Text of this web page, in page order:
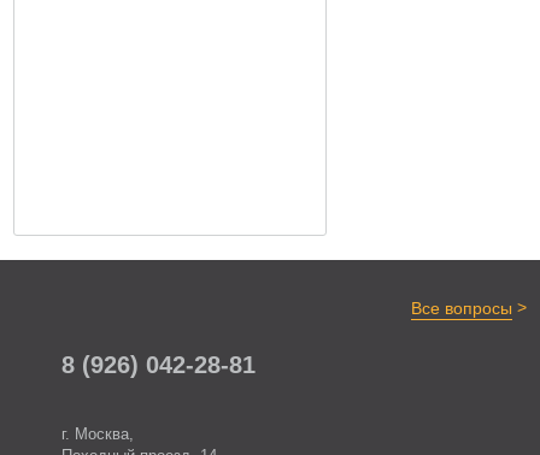
Все вопросы >
8 (926) 042-28-81
г. Москва,